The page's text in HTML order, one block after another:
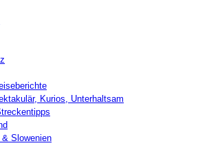
Kurios, Unterhaltsam
Slowenien